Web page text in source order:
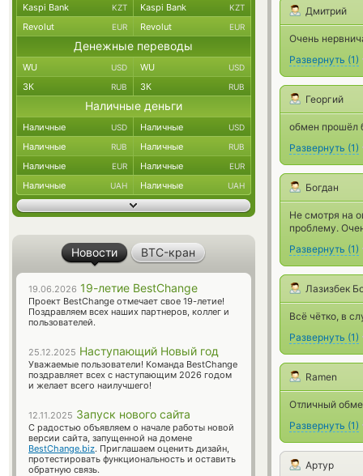
Дмитрий
Очень
Развернуть (1)
Георгий
обмен прошёл
Развернуть (1)
Богдан
Не смотря на
проблему.
Развернуть (1)
Лазизбек
Всё чётко, в
Развернуть (1)
Ramen
Отличный
Развернуть (1)
Артур
Kaspi Bank KZT Kaspi Bank KZT
Revolut EUR Revolut EUR
Денежные переводы
WU USD WU USD
ЗК RUB ЗК RUB
Наличные деньги
Наличные USD Наличные USD
Наличные RUB Наличные RUB
Наличные EUR Наличные EUR
Наличные UAH Наличные UAH
Новости BTC-кран
19.06.2026 19-летие BestChange
Проект BestChange отмечает свое 19-летие!
Поздравляем всех наших партнеров, коллег и
пользователей.
25.12.2025 Наступающий Новый год
Уважаемые пользователи! Команда BestChange
поздравляет всех с наступающим 2026 годом
и желает всего наилучшего!
12.11.2025 Запуск нового сайта
С радостью объявляем о начале работы новой
версии сайта, запущенной на домене
BestChange.biz. Приглашаем оценить дизайн,
протестировать функциональность и оставить
обратную связь.